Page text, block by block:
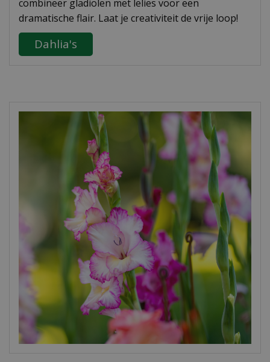
combineer gladiolen met lelies voor een
dramatische flair. Laat je creativiteit de vrije loop!
Dahlia's